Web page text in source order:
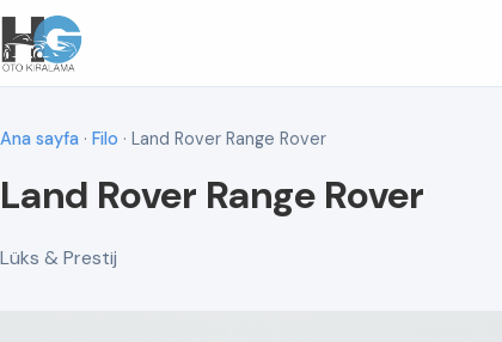
Ana sayfa · Filo · Land Rover Range Rover
Land Rover Range Rover
Lüks & Prestij